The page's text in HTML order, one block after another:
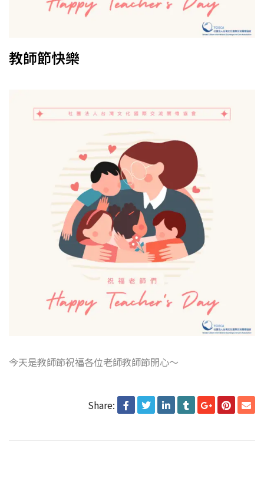
教師節快樂
今天是教師節祝福各位老師教師節開心～
Share: